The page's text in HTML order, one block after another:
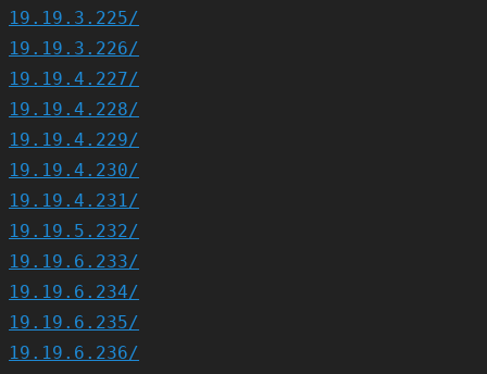
19.19.3.225/
19.19.3.226/
19.19.4.227/
19.19.4.228/
19.19.4.229/
19.19.4.230/
19.19.4.231/
19.19.5.232/
19.19.6.233/
19.19.6.234/
19.19.6.235/
19.19.6.236/